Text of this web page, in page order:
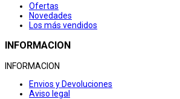
Ofertas
Novedades
Los más vendidos
INFORMACION
INFORMACION
Envios y Devoluciones
Aviso legal